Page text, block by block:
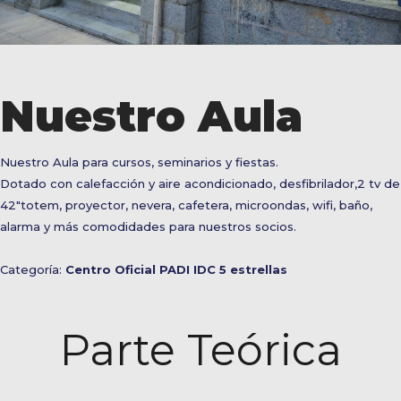
Nuestro Aula
Nuestro Aula para cursos, seminarios y fiestas.
Dotado con calefacción y aire acondicionado, desfibrilador,2 tv de
42"totem, proyector, nevera, cafetera, microondas, wifi, baño,
alarma y más comodidades para nuestros socios.
Categoría: Centro Oficial PADI IDC 5 estrellas
Parte Teórica